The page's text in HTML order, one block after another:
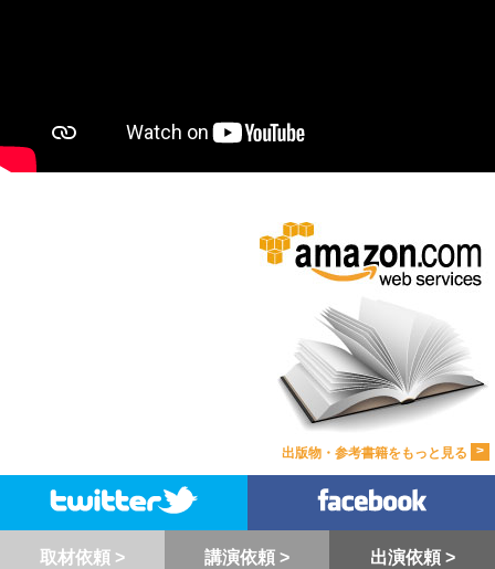
出版物・参考書籍をもっと見る >
取材依頼 > 講演依頼 > 出演依頼 >